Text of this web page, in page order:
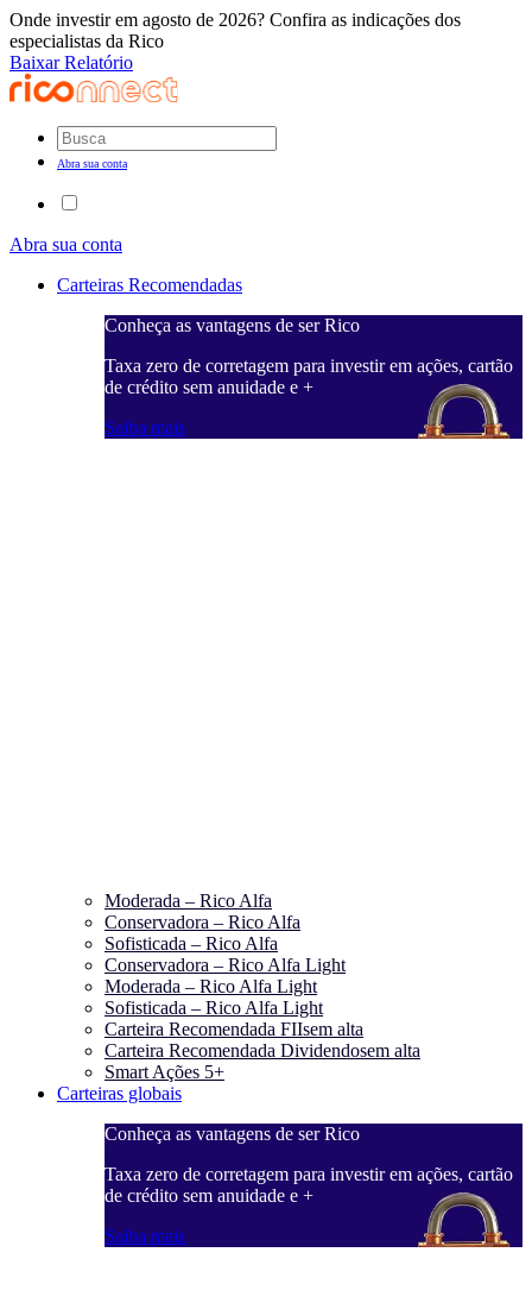
Onde investir em agosto de 2026? Confira as indicações dos
especialistas da Rico
Baixar Relatório
Abra sua conta
Abra sua conta
Carteiras Recomendadas
Conheça as vantagens de ser Rico
Taxa zero de corretagem para investir em ações, cartão
de crédito sem anuidade e +
Saiba mais
Moderada – Rico Alfa
Conservadora – Rico Alfa
Sofisticada – Rico Alfa
Conservadora – Rico Alfa Light
Moderada – Rico Alfa Light
Sofisticada – Rico Alfa Light
Carteira Recomendada FIIsem alta
Carteira Recomendada Dividendosem alta
Smart Ações 5+
Carteiras globais
Conheça as vantagens de ser Rico
Taxa zero de corretagem para investir em ações, cartão
de crédito sem anuidade e +
Saiba mais